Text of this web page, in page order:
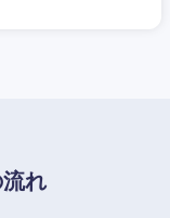
れ